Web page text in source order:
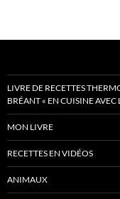
LIVRE DE RECETTES
BRÉANT « EN CUISINE
MON LIVRE
RECETTES EN VIDÉOS
ANIMAUX